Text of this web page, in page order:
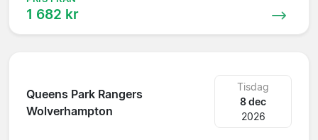
1 682 kr
Queens Park Rangers
Wolverhampton
Tisdag
8 dec
2026